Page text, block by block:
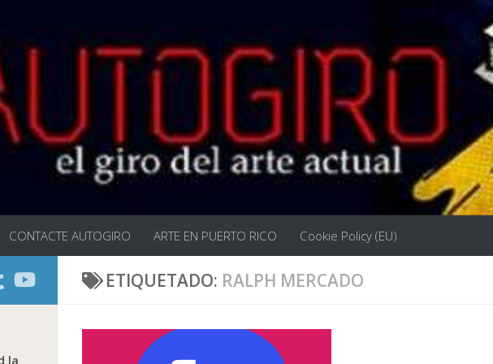
CONTACTE AUTOGIRO ARTE EN PUERTO RICO Cookie Policy (EU)
ETIQUETADO: RALPH MERCADO
la